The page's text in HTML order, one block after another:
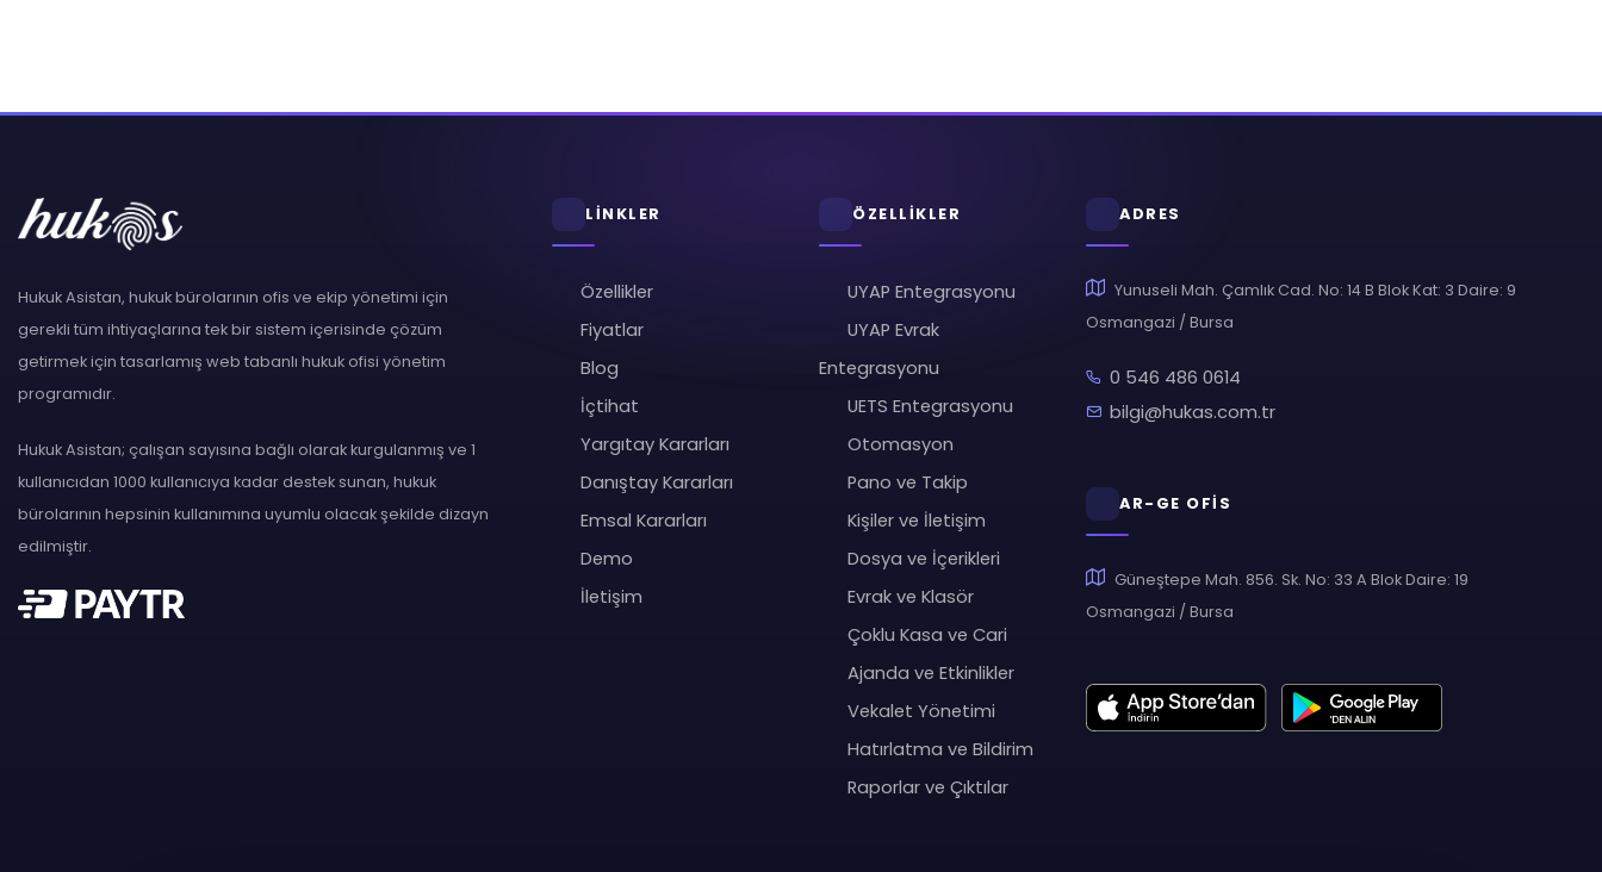
Hukuk Asistan, hukuk bürolarının ofis ve ekip yönetimi için
gerekli tüm ihtiyaçlarına tek bir sistem içerisinde çözüm
getirmek için tasarlamış web tabanlı hukuk ofisi yönetim
programıdır.
Hukuk Asistan; çalışan sayısına bağlı olarak kurgulanmış ve 1
kullanıcıdan 1000 kullanıcıya kadar destek sunan, hukuk
bürolarının hepsinin kullanımına uyumlu olacak şekilde dizayn
edilmiştir.
LİNKLER
Özellikler
Fiyatlar
Blog
İçtihat
Yargıtay Kararları
Danıştay Kararları
Emsal Kararları
Demo
İletişim
ÖZELLİKLER
UYAP Entegrasyonu
UYAP Evrak
Entegrasyonu
UETS Entegrasyonu
Otomasyon
Pano ve Takip
Kişiler ve İletişim
Dosya ve İçerikleri
Evrak ve Klasör
Çoklu Kasa ve Cari
Ajanda ve Etkinlikler
Vekalet Yönetimi
Hatırlatma ve Bildirim
Raporlar ve Çıktılar
ADRES
Yunuseli Mah. Çamlık Cad. No: 14 B Blok Kat: 3 Daire: 9
Osmangazi / Bursa
0 546 486 0614
bilgi@hukas.com.tr
AR-GE OFİS
Güneştepe Mah. 856. Sk. No: 33 A Blok Daire: 19
Osmangazi / Bursa